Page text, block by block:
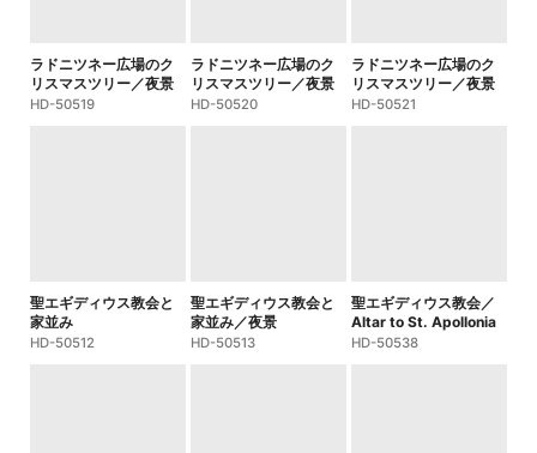
ラドニツネー広場のク
リスマスツリー／夜景
HD-50519
ラドニツネー広場のク
リスマスツリー／夜景
HD-50520
ラドニツネー広場のク
リスマスツリー／夜景
HD-50521
聖エギディウス教会と
家並み
HD-50512
聖エギディウス教会と
家並み／夜景
HD-50513
聖エギディウス教会／
Altar to St. Apollonia
HD-50538